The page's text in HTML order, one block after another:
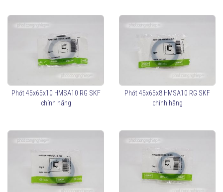
Phớt 45x65x10 HMSA10 RG SKF
chính hãng
Phớt 45x65x8 HMSA10 RG SKF
chính hãng